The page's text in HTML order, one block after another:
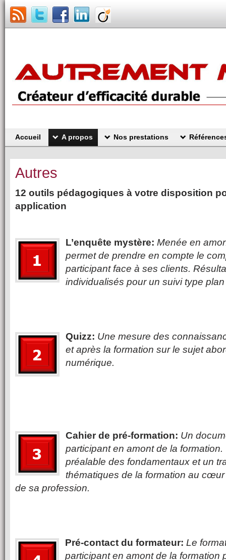
Accueil A propos Nos prestations
Autres
12 outils pédagogiques à votre disposition
application
L’enquête mystère: Menée en
permet de prendre en compte le
participant face à ses clients.
individualisés pour un suivi type
Quizz: Une mesure des
et après la formation sur le sujet
numérique.
Cahier de pré-formation: Un
participant en amont de la
préalable des fondamentaux et un
thématiques de la formation au cœur
de sa profession.
Pré-contact du formateur: Le
participant en amont de la formation